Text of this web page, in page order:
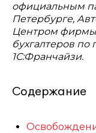
официальным
Петербурге,
Центром фирмы
бухгалтеров
1С:Франчайзи.
Содержание